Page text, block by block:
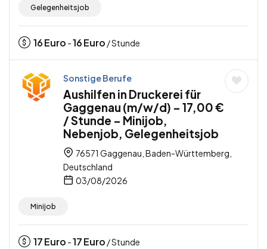
Gelegenheitsjob
16Euro -16Euro / Stunde
Sonstige Berufe
Aushilfen in Druckerei für
Gaggenau (m/w/d) – 17,00 €
/ Stunde – Minijob,
Nebenjob, Gelegenheitsjob
76571 Gaggenau, Baden-Württemberg,
Deutschland
03/08/2026
Minijob
17Euro -17Euro / Stunde